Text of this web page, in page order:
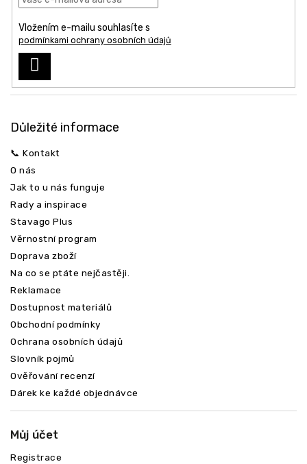
Vložením e-mailu souhlasíte s
podmínkami ochrany osobních údajů
SE
Důležité informace
📞 Kontakt
O nás
Jak to u nás funguje
Rady a inspirace
Stavago Plus
Věrnostní program
Doprava zboží
Na co se ptáte nejčastěji.
Reklamace
Dostupnost materiálů
Obchodní podmínky
Ochrana osobních údajů
Slovník pojmů
Ověřování recenzí
Dárek ke každé objednávce
Můj účet
Registrace